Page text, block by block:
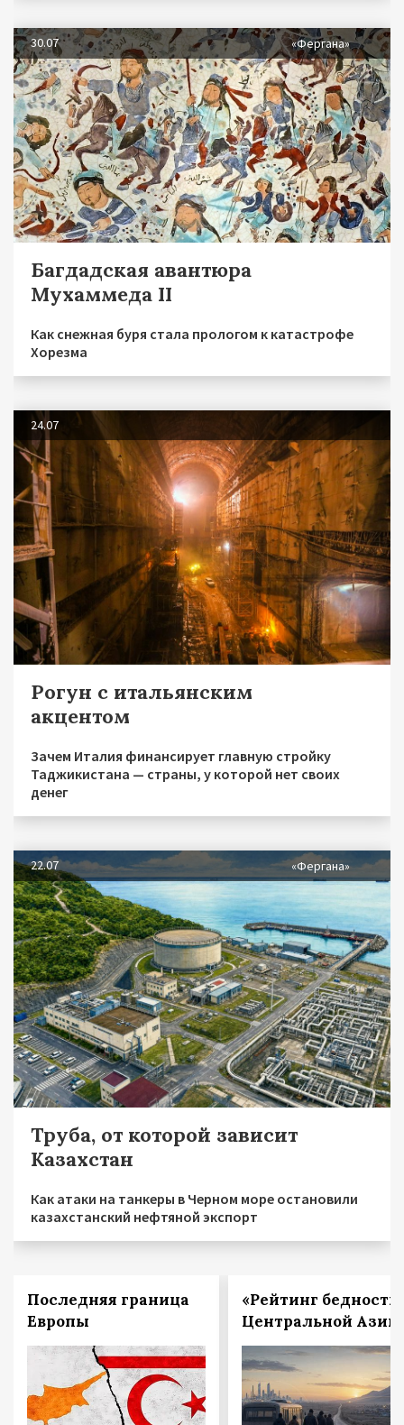
30.07 «Фергана»
Багдадская авантюра
Мухаммеда II
Как снежная буря стала прологом к катастрофе
Хорезма
24.07
Рогун с итальянским
акцентом
Зачем Италия финансирует главную стройку
Таджикистана — страны, у которой нет своих
денег
22.07 «Фергана»
Труба, от которой зависит
Казахстан
Как атаки на танкеры в Черном море остановили
казахстанский нефтяной экспорт
Последняя граница
Европы
«Рейтинг
Центральной Азии